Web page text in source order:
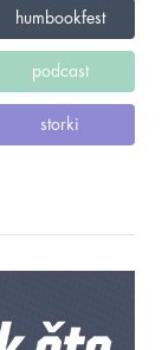
humbookfest
podcast
storki